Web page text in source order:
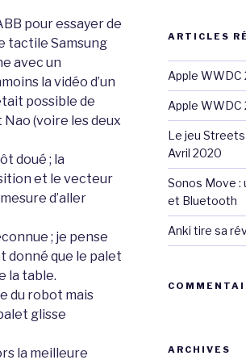
pour essayer de
tactile Samsung
avec un
la vidéo d’un
possible de
(voire les deux
doué ; la
et le vecteur
d’aller
; je pense
donné que le palet
la table.
du robot mais
glisse
la meilleure
ARTICLES
Apple WWDC
Apple WWDC
Le jeu
Avril 2020
Sonos Move :
et Bluetooth
Anki tire sa
ARCHIVES